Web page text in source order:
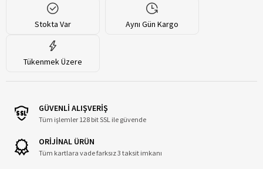
Stokta Var Aynı Gün Kargo
Tükenmek Üzere
GÜVENLİ ALIŞVERİŞ
Tüm işlemler 128 bit SSL ile güvende
ORİJİNAL ÜRÜN
Tüm kartlara vade farksız 3 taksit imkanı